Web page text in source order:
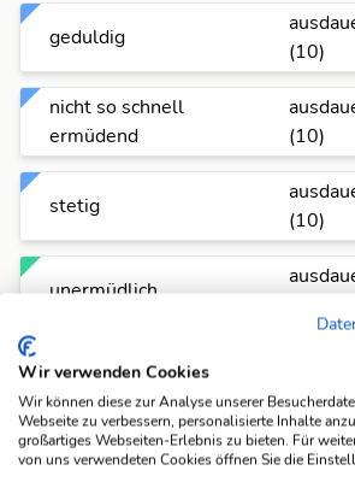
geduldig
(10)
nicht so schnell
ermüdend
(10)
stetig
(10)
unermüdlich
unerschütterlich
(10)
unverdrossen
(10)
Wir verwenden Cookies
Wir können diese zur Analyse unserer
Webseite zu verbessern, personalisierte Inhalte
großartiges Webseiten-Erlebnis zu bieten. Für
von uns verwendeten Cookies öffnen Sie die